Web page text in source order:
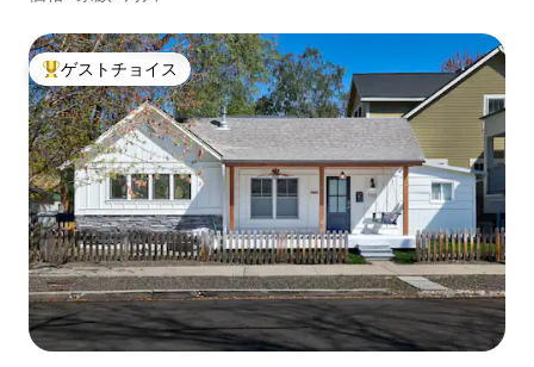
大好評のゲストチョイスです。
ゲストチョイス